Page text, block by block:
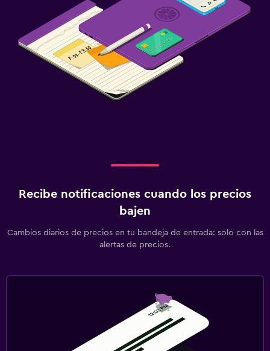
Zona de trabajo
Fax/fotocopiadora
Caja fuerte para laptops
Recibe notificaciones cuando los precios
bajen
Cambios diarios de precios en tu bandeja de entrada: solo con las
alertas de precios.